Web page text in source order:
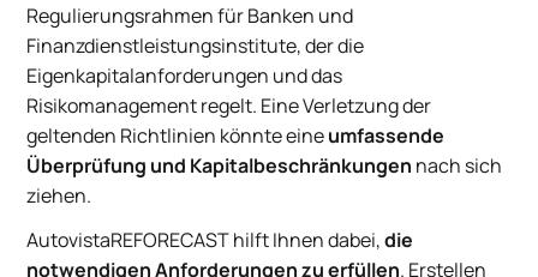
Regulierungsrahmen für Banken und
Finanzdienstleistungsinstitute, der die
Eigenkapitalanforderungen und das
Risikomanagement regelt. Eine Verletzung der
geltenden Richtlinien könnte eineumfassende
Überprüfung und Kapitalbeschränkungen nach sich
ziehen.
AutovistaREFORECAST hilft Ihnen dabei,die
notwendigen Anforderungen zu erfüllen. Erstellen